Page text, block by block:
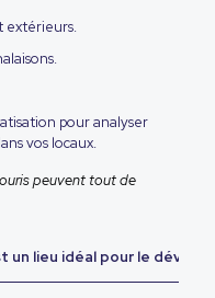
extérieurs.
pour analyser
vos locaux.
peuvent tout de
un lieu idéal pour le